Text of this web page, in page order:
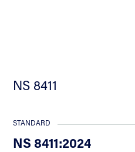
NS 8411
STANDARD
NS 8411:2024